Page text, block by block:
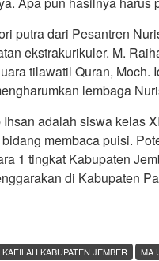
putra dari Pesantren
ekstrakurikuler. M.
tilawatil Quran,
lembaga
adalah siswa kelas
membaca puisi.
1 tingkat Kabupaten
di Kabupaten
KAFILAH KABUPATEN JEMBER MA